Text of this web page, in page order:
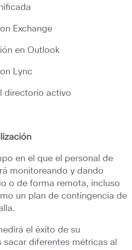
Exchange
en Outlook
Lync
directorio activo
en el que el personal de
monitoreando y dando
o de forma remota, incluso
un plan de contingencia de
el éxito de su
diferentes métricas al